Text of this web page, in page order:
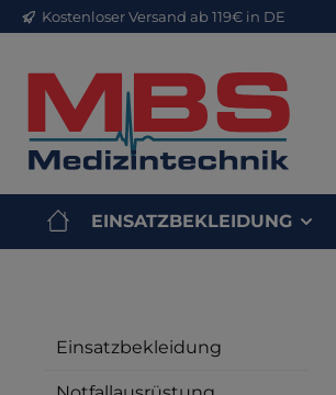
Hauptinhalt springen
Zur Suche springen
Zur Hauptnavigation springen
Kostenloser Versand ab 119€ in DE
EINSATZBEKLEIDUNG
Einsatzbekleidung